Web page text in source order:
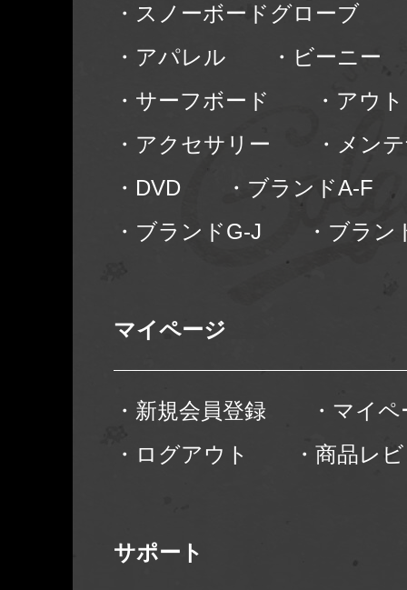
・スノーボードグローブ
・アパレル
・ビーニー
・サーフボード
・アウ
・アクセサリー
・メン
・DVD
・ブランドA-F
・ブランドG-J
・ブラン
マイページ
・新規会員登録
・マイ
・ログアウト
・商品レ
サポート